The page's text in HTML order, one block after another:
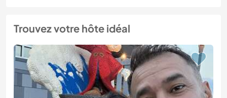
Trouvez votre hôte idéal